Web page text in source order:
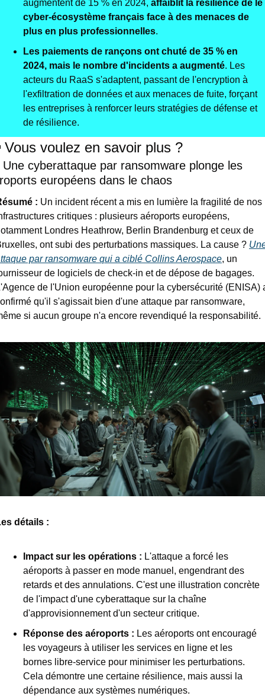
augmentent de 15 % en 2024, affaiblit la résilience de le
cyber-écosystème français face à des menaces de
plus en plus professionnelles.
Les paiements de rançons ont chuté de 35 % en
2024, mais le nombre d'incidents a augmenté. Les
acteurs du RaaS s'adaptent, passant de l'encryption à
l'exfiltration de données et aux menaces de fuite, forçant
les entreprises à renforcer leurs stratégies de défense et
de résilience.
Vous voulez en savoir plus ?
Une cyberattaque par ransomware plonge les
européens dans le chaos
: Un incident récent a mis en lumière la fragilité de nos
critiques : plusieurs aéroports européens,
Londres Heathrow, Berlin Brandenburg et ceux de
ont subi des perturbations massiques. La cause ?
par ransomware qui a ciblé Collins Aerospace, un
de logiciels de check-in et de dépose de bagages.
de l'Union européenne pour la cybersécurité (ENISA)
qu'il s'agissait bien d'une attaque par ransomware,
si aucun groupe n'a encore revendiqué la responsabilité.
détails :
Impact sur les opérations : L'attaque a forcé les
aéroports à passer en mode manuel, engendrant des
retards et des annulations. C'est une illustration concrète
de l'impact d'une cyberattaque sur la chaîne
d'approvisionnement d'un secteur critique.
Réponse des aéroports : Les aéroports ont encouragé
les voyageurs à utiliser les services en ligne et les
bornes libre-service pour minimiser les perturbations.
Cela démontre une certaine résilience, mais aussi la
dépendance aux systèmes numériques.